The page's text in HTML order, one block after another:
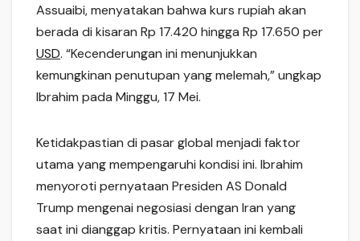
Assuaibi, menyatakan bahwa kurs rupiah akan
berada di kisaran Rp 17.420 hingga Rp 17.650 per
USD. “Kecenderungan ini menunjukkan
kemungkinan penutupan yang melemah,” ungkap
Ibrahim pada Minggu, 17 Mei.
Ketidakpastian di pasar global menjadi faktor
utama yang mempengaruhi kondisi ini. Ibrahim
menyoroti pernyataan Presiden AS Donald
Trump mengenai negosiasi dengan Iran yang
saat ini dianggap kritis. Pernyataan ini kembali